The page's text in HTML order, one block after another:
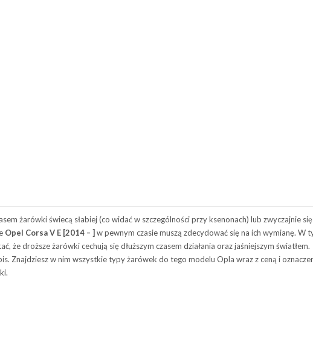
żarówki świecą słabiej (co widać w szczególności przy ksenonach) lub zwyczajnie
Opel Corsa V E [2014 – ] w pewnym czasie muszą zdecydować się na ich wymianę. W
droższe żarówki cechują się dłuższym czasem działania oraz jaśniejszym światłem.
Znajdziesz w nim wszystkie typy żarówek do tego modelu Opla wraz z ceną i